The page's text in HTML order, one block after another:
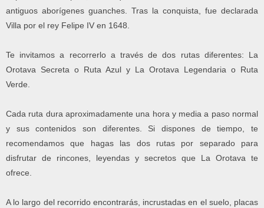
antiguos aborígenes guanches. Tras la conquista, fue declarada
Villa por el rey Felipe IV en 1648.
Te invitamos a recorrerlo a través de dos rutas diferentes: La
Orotava Secreta o Ruta Azul y La Orotava Legendaria o Ruta
Verde.
Cada ruta dura aproximadamente una hora y media a paso normal
y sus contenidos son diferentes. Si dispones de tiempo, te
recomendamos que hagas las dos rutas por separado para
disfrutar de rincones, leyendas y secretos que La Orotava te
ofrece.
A lo largo del recorrido encontrarás, incrustadas en el suelo, placas